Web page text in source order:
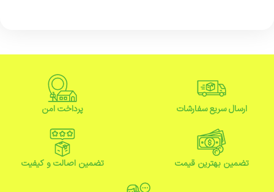
ارسال سریع سفارشات پرداخت امن
تضمین بهترین قیمت تضمین اصالت و کیفیت